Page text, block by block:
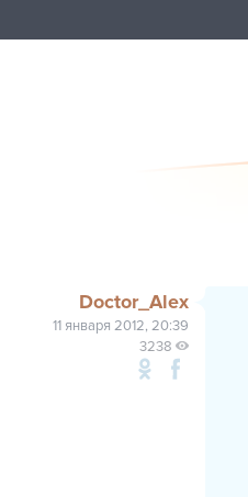
Doctor_Alex
11 января 2012, 20:39
3238